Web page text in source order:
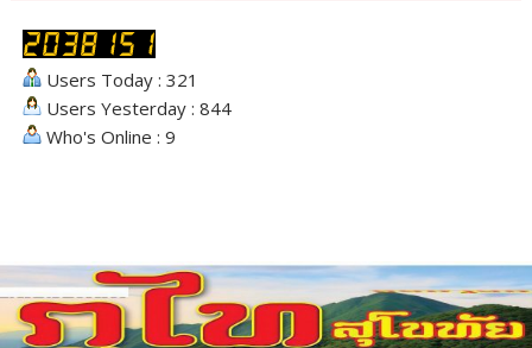
Users Today : 321
Users Yesterday : 844
Who's Online : 9